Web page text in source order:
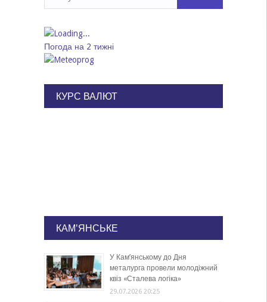
Погода на 2 тижні
КУРС ВАЛЮТ
КАМ'ЯНСЬКЕ
У Кам’янському до Дня
металурга провели молодіжний
квіз «Сталева логіка»
29.07.2026 20:25